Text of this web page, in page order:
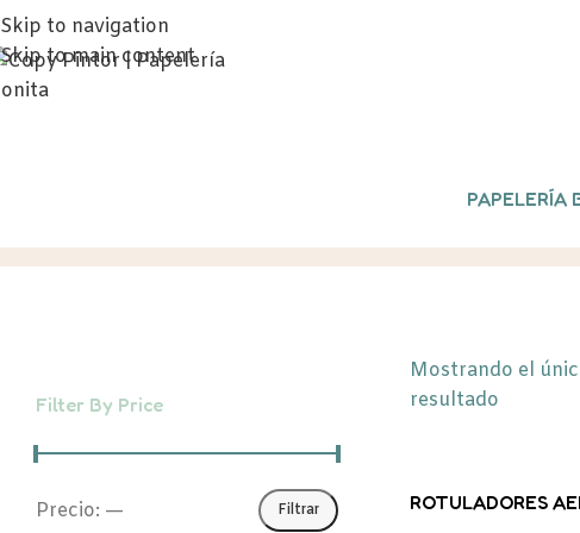
Skip to navigation
Skip to main content
PAPELERÍA
Filter By Price
Filtrar
Precio: —
Mostrando el
resultado
ROTULADORES